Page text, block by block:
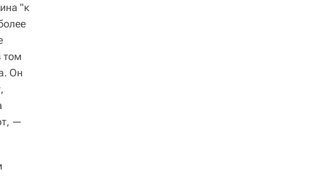
"к
том
Он
—